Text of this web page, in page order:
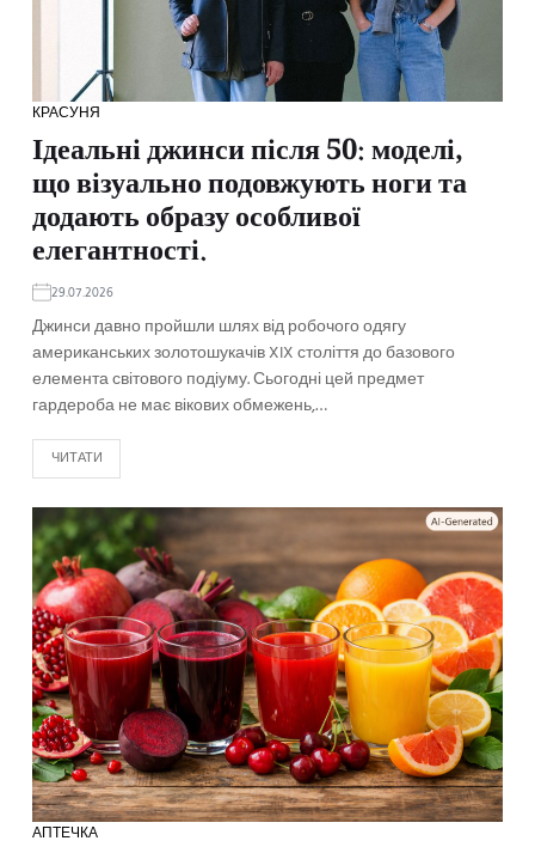
КРАСУНЯ
Ідеальні джинси після 50: моделі,
що візуально подовжують ноги та
додають образу особливої
елегантності.
29.07.2026
Джинси давно пройшли шлях від робочого одягу
американських золотошукачів XIX століття до базового
елемента світового подіуму. Сьогодні цей предмет
гардероба не має вікових обмежень,…
ЧИТАТИ
АПТЕЧКА